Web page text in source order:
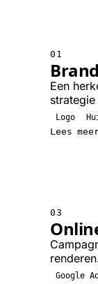
01
Een
Logo
Lees
03
Google